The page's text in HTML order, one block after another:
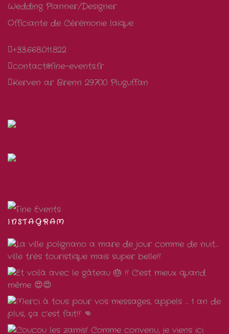
Wedding Planner/Designer
Officiante de Cérémonie laïque
+33.668.011.822
contact@fine-events.fr
Kerven ar Brenn 29700 Pluguffan
INSTAGRAM